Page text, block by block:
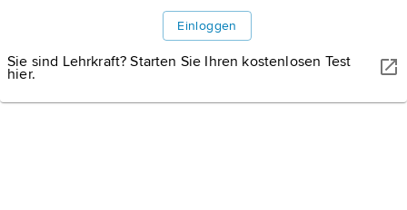
Einloggen
Sie sind Lehrkraft? Starten Sie Ihren kostenlosen Test
hier.